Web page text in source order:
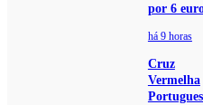
por 6
há 9 horas
Cruz
Vermelha